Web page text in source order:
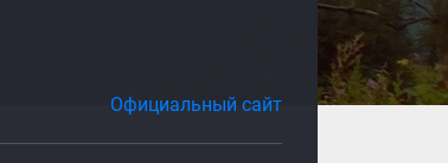
Официальный сайт